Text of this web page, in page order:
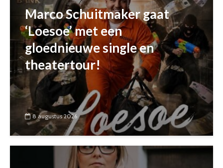
Marco Schuitmaker gaat
‘Loesoe’ met een
gloednieuwe single en
theatertour!
8 augustus 2026